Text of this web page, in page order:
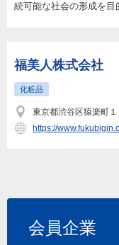
続可能な社会の形成を目
福美人株式会社
化粧品
東京都渋谷区猿楽町１
https://
会員企業